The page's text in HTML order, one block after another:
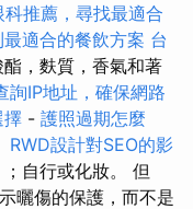
科推薦，尋找最適合
適合的餐飲方案 台
，麩質，香氣和著
詢IP地址，確保網路
擇 - 護照過期怎麼
RWD設計對SEO的影
自行或化妝。 但
曬傷的保護，而不是